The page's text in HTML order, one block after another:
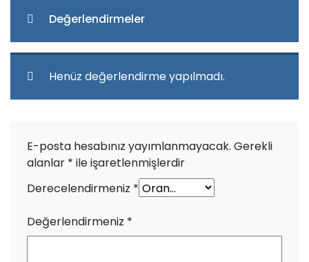
Değerlendirmeler
Henüz değerlendirme yapılmadı.
E-posta hesabınız yayımlanmayacak. Gerekli
alanlar * ile işaretlenmişlerdir
Derecelendirmeniz *
Değerlendirmeniz *